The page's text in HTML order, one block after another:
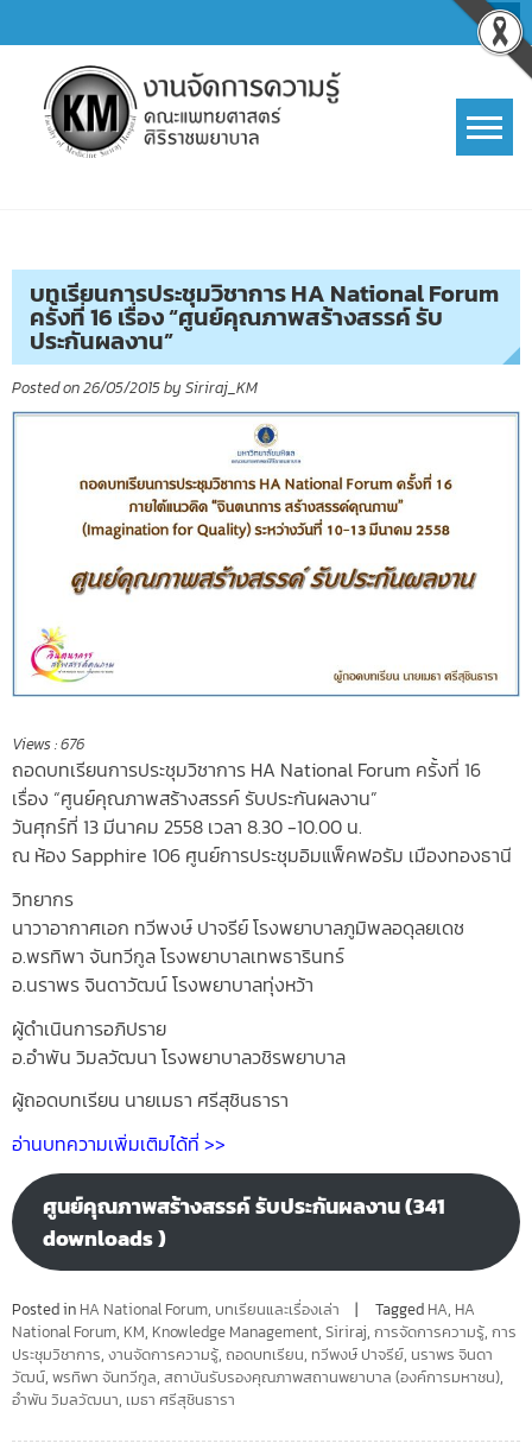
to
content
บทเรียนการประชุมวิชาการ HA National Forum
ครั้งที่ 16 เรื่อง “ศูนย์คุณภาพสร้างสรรค์ รับ
ประกันผลงาน”
Posted on26/05/2015by Siriraj_KM
Views :676
ถอดบทเรียนการประชุมวิชาการ HA National Forum ครั้งที่ 16
เรื่อง “ศูนย์คุณภาพสร้างสรรค์ รับประกันผลงาน”
วันศุกร์ที่ 13 มีนาคม 2558 เวลา 8.30 -10.00 น.
ณ ห้อง Sapphire 106 ศูนย์การประชุมอิมแพ็คฟอรัม เมืองทองธานี
วิทยากร
นาวาอากาศเอก ทวีพงษ์ ปาจรีย์ โรงพยาบาลภูมิพลอดุลยเดช
อ.พรทิพา จันทวีกูล โรงพยาบาลเทพธารินทร์
อ.นราพร จินดาวัฒน์ โรงพยาบาลทุ่งหว้า
ผู้ดำเนินการอภิปราย
อ.อำพัน วิมลวัฒนา โรงพยาบาลวชิรพยาบาล
ผู้ถอดบทเรียน นายเมธา ศรีสุชินธารา
อ่านบทความเพิ่มเติมได้ที่ >>
ศูนย์คุณภาพสร้างสรรค์ รับประกันผลงาน (341
downloads )
Posted in HA National Forum, บทเรียนและเรื่องเล่า Tagged HA, HA
National Forum, KM, Knowledge Management, Siriraj, การจัดการความรู้, การ
ประชุมวิชาการ, งานจัดการความรู้, ถอดบทเรียน, ทวีพงษ์ ปาจรีย์, นราพร จินดา
วัฒน์, พรทิพา จันทวีกูล, สถาบันรับรองคุณภาพสถานพยาบาล (องค์การมหาชน),
อำพัน วิมลวัฒนา, เมธา ศรีสุชินธารา